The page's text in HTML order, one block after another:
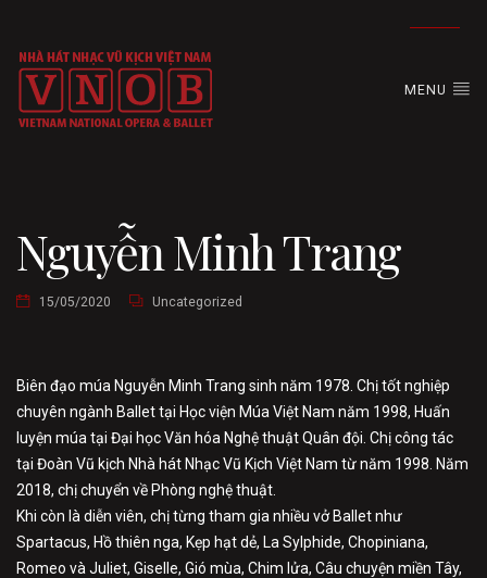
MENU
Nguyễn Minh Trang
15/05/2020 Uncategorized
Biên đạo múa Nguyễn Minh Trang sinh năm 1978. Chị tốt nghiệp
chuyên ngành Ballet tại Học viện Múa Việt Nam năm 1998, Huấn
luyện múa tại Đại học Văn hóa Nghệ thuật Quân đội. Chị công tác
tại Đoàn Vũ kịch Nhà hát Nhạc Vũ Kịch Việt Nam từ năm 1998. Năm
2018, chị chuyển về Phòng nghệ thuật.
Khi còn là diễn viên, chị từng tham gia nhiều vở Ballet như
Spartacus, Hồ thiên nga, Kẹp hạt dẻ, La Sylphide, Chopiniana,
Romeo và Juliet, Giselle, Gió mùa, Chim lửa, Câu chuyện miền Tây,